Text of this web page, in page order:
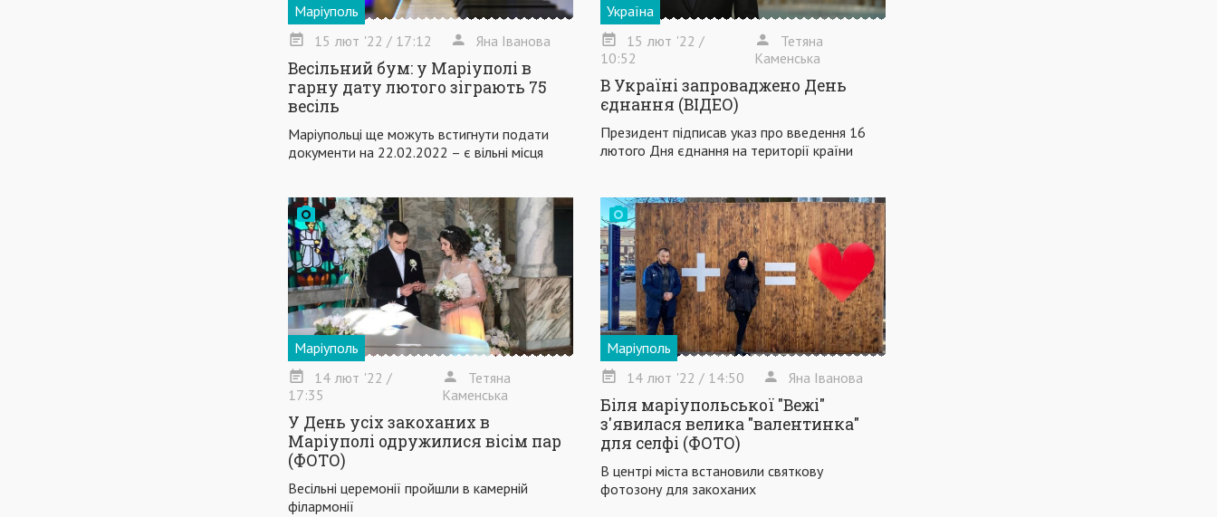
Маріуполь
15 лют '22 / 17:12 Яна Іванова
Весільний бум: у Маріуполі в
гарну дату лютого зіграють 75
весіль
Маріупольці ще можуть встигнути подати
документи на 22.02.2022 – є вільні місця
Україна
15 лют '22 /
10:52
Тетяна
Каменська
В Україні запроваджено День
єднання (ВІДЕО)
Президент підписав указ про введення 16
лютого Дня єднання на території країни
Маріуполь
14 лют '22 /
17:35
Тетяна
Каменська
У День усіх закоханих в
Маріуполі одружилися вісім пар
(ФОТО)
Весільні церемонії пройшли в камерній
філармонії
Маріуполь
14 лют '22 / 14:50 Яна Іванова
Біля маріупольської "Вежі"
з'явилася велика "валентинка"
для селфі (ФОТО)
В центрі міста встановили святкову
фотозону для закоханих